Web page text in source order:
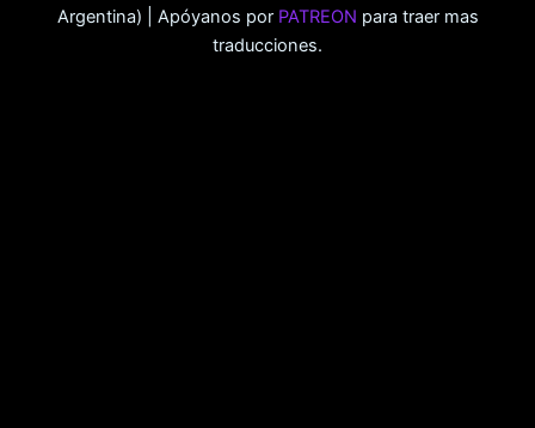
Argentina) | Apóyanos por PATREON para traer mas
traducciones.